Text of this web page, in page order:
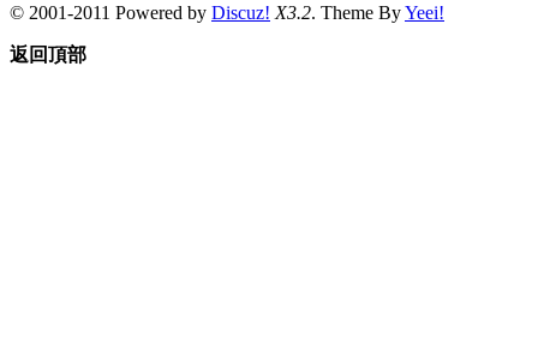
© 2001-2011 Powered by Discuz! X3.2. Theme ByYeei!
返回頂部